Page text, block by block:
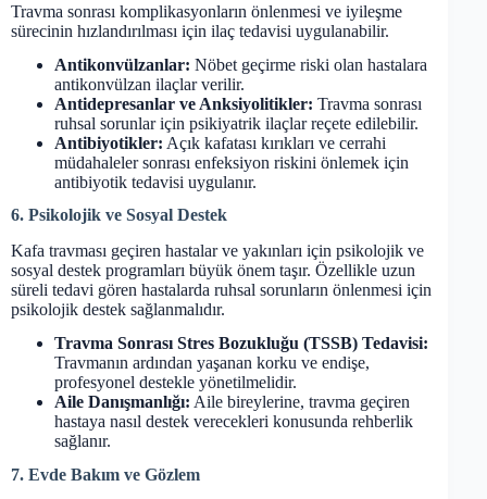
Travma sonrası komplikasyonların önlenmesi ve iyileşme
sürecinin hızlandırılması için ilaç tedavisi uygulanabilir.
Antikonvülzanlar: Nöbet geçirme riski olan hastalara
antikonvülzan ilaçlar verilir.
Antidepresanlar ve Anksiyolitikler: Travma sonrası
ruhsal sorunlar için psikiyatrik ilaçlar reçete edilebilir.
Antibiyotikler: Açık kafatası kırıkları ve cerrahi
müdahaleler sonrası enfeksiyon riskini önlemek için
antibiyotik tedavisi uygulanır.
6. Psikolojik ve Sosyal Destek
Kafa travması geçiren hastalar ve yakınları için psikolojik ve
sosyal destek programları büyük önem taşır. Özellikle uzun
süreli tedavi gören hastalarda ruhsal sorunların önlenmesi için
psikolojik destek sağlanmalıdır.
Travma Sonrası Stres Bozukluğu (TSSB) Tedavisi:
Travmanın ardından yaşanan korku ve endişe,
profesyonel destekle yönetilmelidir.
Aile Danışmanlığı: Aile bireylerine, travma geçiren
hastaya nasıl destek verecekleri konusunda rehberlik
sağlanır.
7. Evde Bakım ve Gözlem